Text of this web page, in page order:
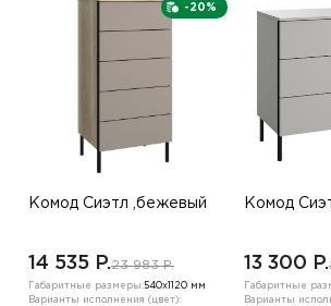
-20%
Комод Сиэтл ,бежевый
14 535 P.23 983 P.
Габаритные размеры:540х1120 мм
Варианты исполнения (цвет):
Комод
13 300 P.
Габаритные
Варианты